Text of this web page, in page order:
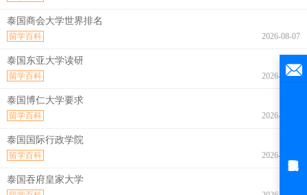
泰国商会大学世界排名
2026-08-07
留学百科
泰国东亚大学读研
2026-08-07
留学百科
泰国博仁大学要求
2026-08-07
留学百科
泰国国际行政学院
2026-08-07
留学百科
泰国吞府皇家大学